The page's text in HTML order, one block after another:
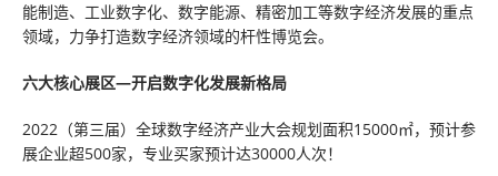
能制造、工业数字化、数字能源、精密加工等数字经济发展的重点
领域，力争打造数字经济领域的杆性博览会。
六大核心展区—开启数字化发展新格局
2022（第三届）全球数字经济产业大会规划面积15000㎡，预计参
展企业超500家，专业买家预计达30000人次！